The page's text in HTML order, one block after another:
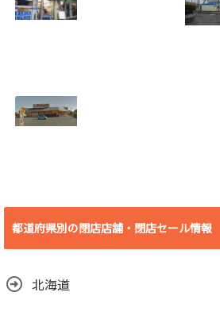
(日)をもって閉店
2018.07.19
9月17
て閉店
2018年7月29日
(日)をもって閉店
年6月30日(土)をも
って閉店
都道府県別の閉店店舗・閉店セール情報
北海道